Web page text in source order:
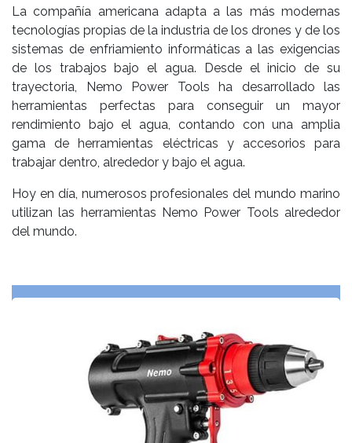
La compañía americana adapta a las más modernas
tecnologías propias de la industria de los drones y de los
sistemas de enfriamiento informáticas a las exigencias
de los trabajos bajo el agua. Desde el inicio de su
trayectoria, Nemo Power Tools ha desarrollado las
herramientas perfectas para conseguir un mayor
rendimiento bajo el agua, contando con una amplia
gama de herramientas eléctricas y accesorios para
trabajar dentro, alrededor y bajo el agua.
Hoy en día, numerosos profesionales del mundo marino
utilizan las herramientas Nemo Power Tools alrededor
del mundo.